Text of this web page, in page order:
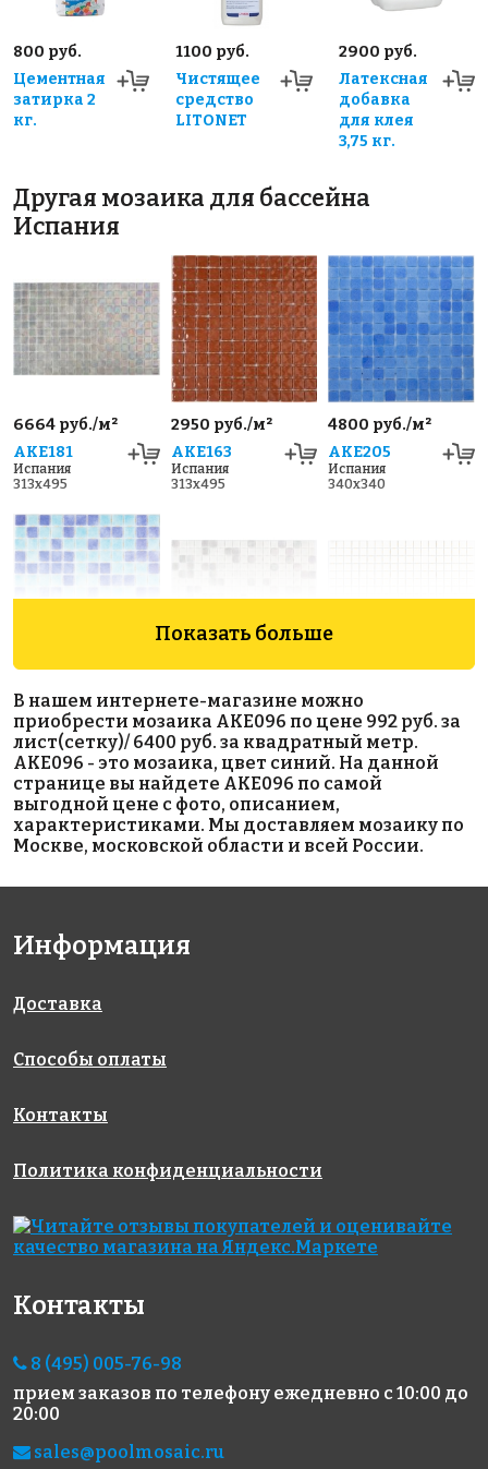
800 руб.
Цементная
затирка 2
кг.
1100 руб.
Чистящее
средство
LITONET
2900 руб.
Латексная
добавка
для клея
3,75 кг.
Другая мозаика для бассейна
Испания
6664 руб./м²
AKE181
Испания
313x495
2950 руб./м²
AKE163
Испания
313x495
4800 руб./м²
AKE205
Испания
340x340
AKE081
Испания
313x495
AKE194
Испания
313x495
AKE110
Испания
313x495
6367 руб./м²
313x495
5593 руб./м²
AKE204
Испания
340x340
AKE021
Испания
313x495
AKE211
Испания
340x340
5593 руб./м² 6664 руб./м²
Показать больше
В нашем интернете-магазине можно
приобрести мозаика AKE096 по цене 992 руб. за
лист(сетку)/ 6400 руб. за квадратный метр.
AKE096 - это мозаика, цвет синий. На данной
странице вы найдете AKE096 по самой
выгодной цене с фото, описанием,
характеристиками. Мы доставляем мозаику по
Москве, московской области и всей России.
Информация
Доставка
Способы оплаты
Контакты
Политика конфиденциальности
Контакты
8 (495) 005-76-98
прием заказов по телефону ежедневно с 10:00 до
20:00
sales@poolmosaic.ru